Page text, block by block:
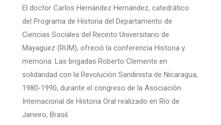
El doctor Carlos Hernández Hernández, catedrático
del Programa de Historia del Departamento de
Ciencias Sociales del Recinto Universitario de
Mayagüez (RUM), ofreció la conferencia Historia y
memoria: Las brigadas Roberto Clemente en
solidaridad con la Revolución Sandinista de Nicaragua,
1980-1990, durante el congreso de la Asociación
Internacional de Historia Oral realizado en Río de
Janeiro, Brasil.